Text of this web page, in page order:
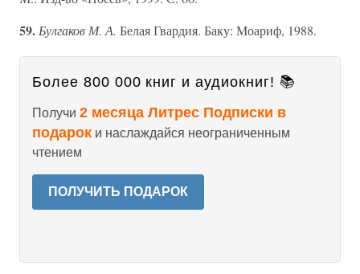
59. Булгаков М. А. Белая Гвардия. Баку: Моариф, 1988.
Более 800 000 книг и аудиокниг! 📚
Получи 2 месяца Литрес Подписки в
подарок и наслаждайся неограниченным
чтением
ПОЛУЧИТЬ ПОДАРОК